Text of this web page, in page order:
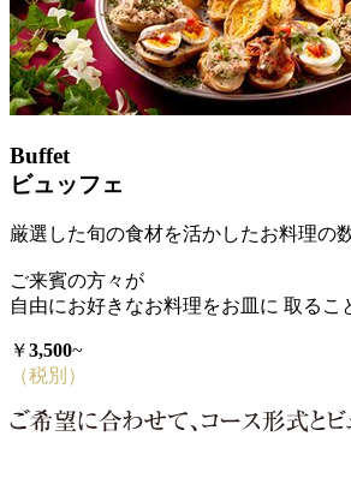
Buffet
ビュッフェ
厳選した旬の食材を活かしたお料理の
ご来賓の方々が
自由にお好きなお料理をお皿に 取る
￥3,500~
（税別）